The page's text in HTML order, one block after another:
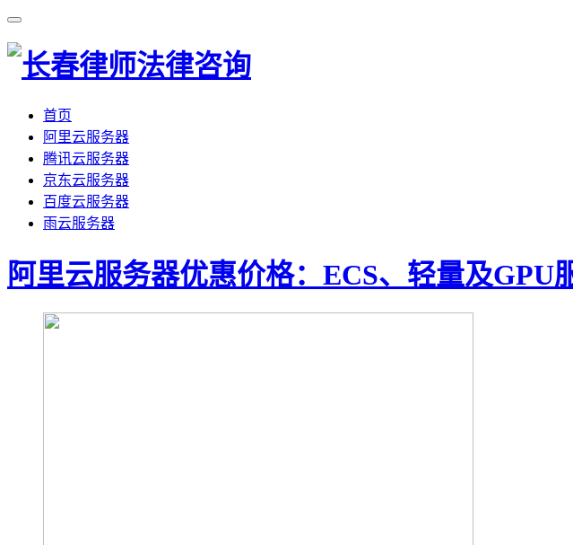
首页
阿里云服务器
腾讯云服务器
京东云服务器
百度云服务器
雨云服务器
阿里云服务器优惠价格：ECS、轻量及GPU